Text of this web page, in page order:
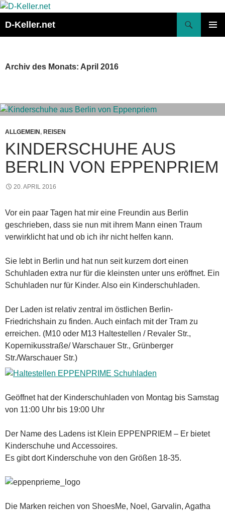
Zum
springen
D-Keller.net
Archiv des Monats: April 2016
ALLGEMEIN, REISEN
KINDERSCHUHE AUS
BERLIN VON EPPENPRIEM
20. APRIL 2016
Vor ein paar Tagen hat mir eine Freundin aus Berlin
geschrieben, dass sie nun mit ihrem Mann einen Traum
verwirklicht hat und ob ich ihr nicht helfen kann.
Sie lebt in Berlin und hat nun seit kurzem dort einen
Schuhladen extra nur für die kleinsten unter uns eröffnet. Ein
Schuhladen nur für Kinder. Also ein Kinderschuhladen.
Der Laden ist relativ zentral im östlichen Berlin-
Friedrichshain zu finden. Auch einfach mit der Tram zu
erreichen. (M10 oder M13 Haltestellen / Revaler Str.,
Kopernikusstraße/ Warschauer Str., Grünberger
Str./Warschauer Str.)
Geöffnet hat der Kinderschuhladen von Montag bis Samstag
von 11:00 Uhr bis 19:00 Uhr
Der Name des Ladens ist Klein EPPENPRIEM – Er bietet
Kinderschuhe und Accessoires.
Es gibt dort Kinderschuhe von den Größen 18-35.
Die Marken reichen von ShoesMe, Noel, Garvalin, Agatha